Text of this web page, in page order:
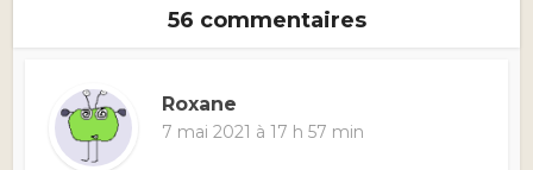
56 commentaires
Roxane
7 mai 2021 à 17 h 57 min